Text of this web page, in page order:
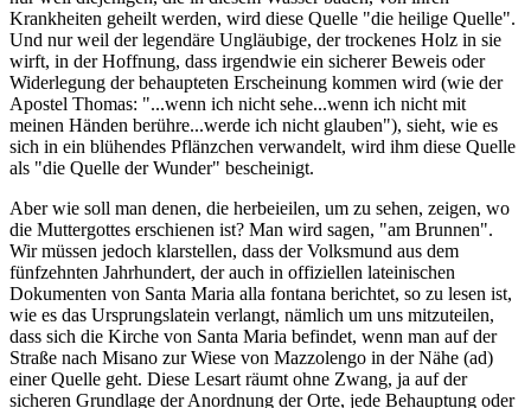
Krankheiten geheilt werden, wird diese Quelle "die heilige Quelle".
Und nur weil der legendäre Ungläubige, der trockenes Holz in sie
wirft, in der Hoffnung, dass irgendwie ein sicherer Beweis oder
Widerlegung der behaupteten Erscheinung kommen wird (wie der
Apostel Thomas: "...wenn ich nicht sehe...wenn ich nicht mit
meinen Händen berühre...werde ich nicht glauben"), sieht, wie es
sich in ein blühendes Pflänzchen verwandelt, wird ihm diese Quelle
als "die Quelle der Wunder" bescheinigt.
Aber wie soll man denen, die herbeieilen, um zu sehen, zeigen, wo
die Muttergottes erschienen ist? Man wird sagen, "am Brunnen".
Wir müssen jedoch klarstellen, dass der Volksmund aus dem
fünfzehnten Jahrhundert, der auch in offiziellen lateinischen
Dokumenten von Santa Maria alla fontana berichtet, so zu lesen ist,
wie es das Ursprungslatein verlangt, nämlich um uns mitzuteilen,
dass sich die Kirche von Santa Maria befindet, wenn man auf der
Straße nach Misano zur Wiese von Mazzolengo in der Nähe (ad)
einer Quelle geht. Diese Lesart räumt ohne Zwang, ja auf der
sicheren Grundlage der Anordnung der Orte, jede Behauptung oder